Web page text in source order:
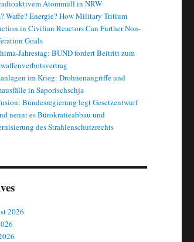
Atommüll in NRW
Waffe? Energie? How Military Tritium
in Civilian Reactors Can Further Non-
Goals
Jahrestag: BUND fordert Beitritt zum
im Krieg: Drohnenangriffe und
in Saporischschja
Bundesregierung legt Gesetzentwurf
nennt es Bürokratieabbau und
des Strahlenschutzrechts
2026